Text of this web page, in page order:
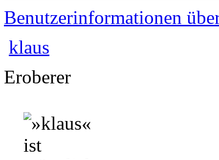
Benutzerinformationen
klaus
Eroberer